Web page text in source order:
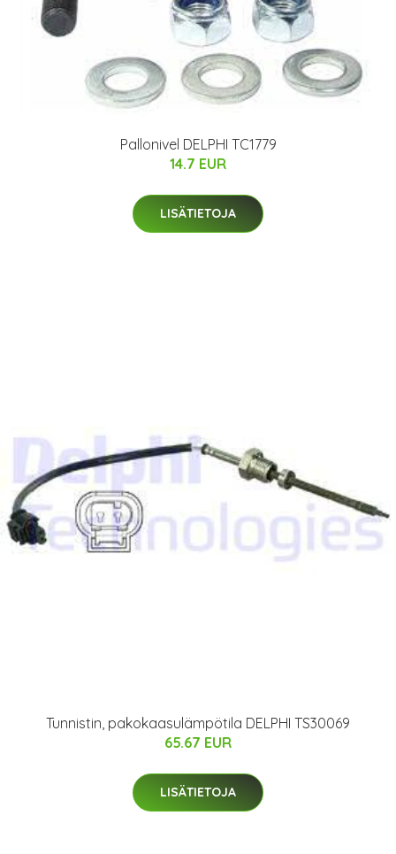
Pallonivel DELPHI TC1779
14.7 EUR
LISÄTIETOJA
Tunnistin, pakokaasulämpötila DELPHI TS30069
65.67 EUR
LISÄTIETOJA